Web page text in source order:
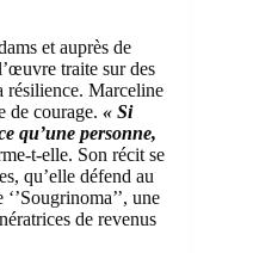
et auprès de
traite sur des
résilience. Marceline
de courage. « Si
qu’une personne,
t-elle. Son récit se
qu’elle défend au
une
de revenus